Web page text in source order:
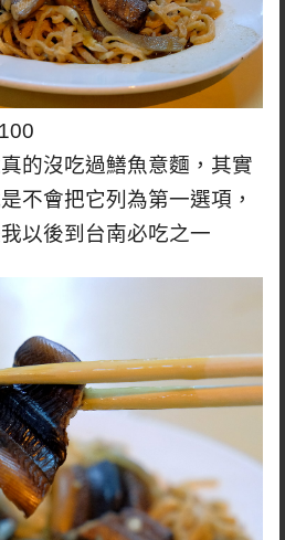
的沒吃過鱔魚意麵，其實
不會把它列為第一選項，
以後到台南必吃之一